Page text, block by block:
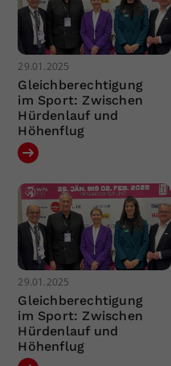
29.01.2025
Gleichberechtigung
im Sport: Zwischen
Hürdenlauf und
Höhenflug
29.01.2025
Gleichberechtigung
im Sport: Zwischen
Hürdenlauf und
Höhenflug